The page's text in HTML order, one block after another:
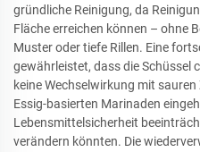
gründliche Reinigung, da
Fläche erreichen können – ohne
Muster oder tiefe Rillen. Eine
gewährleistet, dass die Schüssel
keine Wechselwirkung mit
Essig-basierten Marinaden
Lebensmittelsicherheit
verändern könnten. Die